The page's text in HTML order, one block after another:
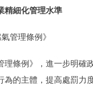
精細化管理水準
管理條例》
例》，進一步明確政
為的主體，提高處罰力